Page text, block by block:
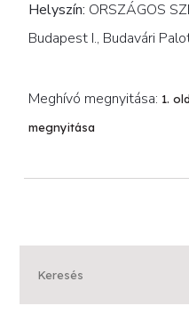
Helyszín: ORSZÁGOS
Budapest I., Budavári
Meghívó megnyitása: 1.
megnyitása
Keresés